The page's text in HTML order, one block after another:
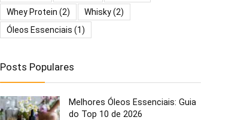
Whey Protein (2) Whisky(2)
Óleos Essenciais (1)
Posts Populares
Melhores Óleos Essenciais: Guia
do Top 10 de 2026